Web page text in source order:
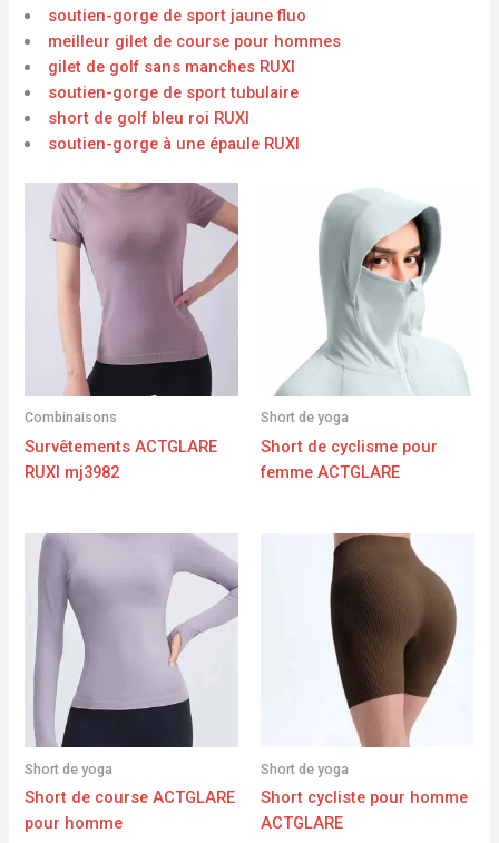
soutien-gorge de sport jaune fluo
meilleur gilet de course pour hommes
gilet de golf sans manches RUXI
soutien-gorge de sport tubulaire
short de golf bleu roi RUXI
soutien-gorge à une épaule RUXI
Combinaisons
Survêtements ACTGLARE
RUXI mj3982
Short de yoga
Short de cyclisme pour
femme ACTGLARE
Short de yoga
Short de course ACTGLARE
pour homme
Short de yoga
Short cycliste pour homme
ACTGLARE